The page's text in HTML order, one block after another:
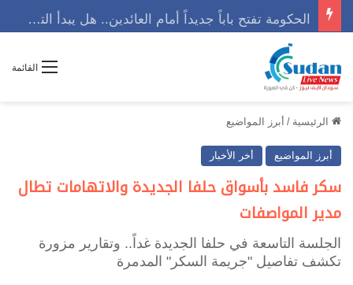
القائمة
الرئيسية / أبرز المواضيع
أبرز المواضيع أخر الأخبار
سكر فاسد بأسواق حلفا الجديدة والاتهامات تطال
مدير المواصفات
الجلسة التاسعة في حلفا الجديدة غداً.. وتقارير مزورة
تكشف تفاصيل "جريمة السكر" المدمرة